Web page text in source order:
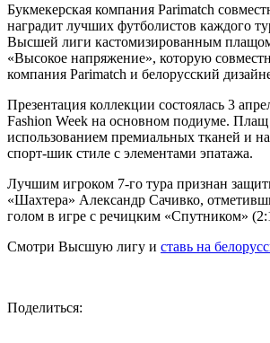
Букмекерская компания Parimatch
наградит лучших футболистов каждого
Высшей лиги кастомизированным
«Высокое напряжение», которую
компания Parimatch и белорусский
Презентация коллекции состоялась 3
Fashion Week на основном подиуме. Плащ
использованием премиальных тканей и
спорт-шик стиле с элементами эпатажа.
Лучшим игроком 7-го тура признан
«Шахтера» Александр Сачивко,
голом в игре с речицким «Спутником»
Смотри Высшую лигу и ставь на
Поделиться: